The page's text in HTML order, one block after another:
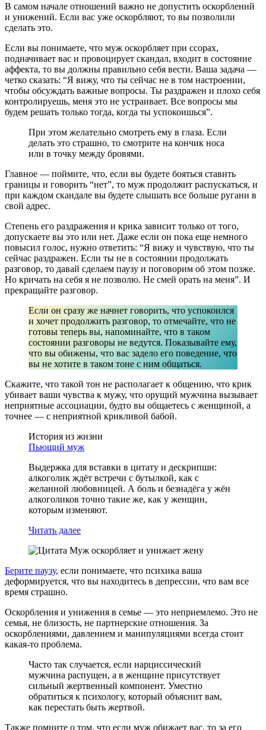
В самом начале отношений важно не допустить оскорблений
и унижений. Если вас уже оскорбляют, то вы позволили
сделать это.
Если вы понимаете, что муж оскорбляет при ссорах,
подначивает вас и провоцирует скандал, входит в состояние
аффекта, то вы должны правильно себя вести. Ваша задача —
четко сказать: “Я вижу, что ты сейчас не в том настроении,
чтобы обсуждать важные вопросы. Ты раздражен и плохо себя
контролируешь, меня это не устраивает. Все вопросы мы
будем решать только тогда, когда ты успокоишься”.
При этом желательно смотреть ему в глаза. Если
делать это страшно, то смотрите на кончик носа
или в точку между бровями.
Главное — поймите, что, если вы будете бояться ставить
границы и говорить “нет”, то муж продолжит распускаться, и
при каждом скандале вы будете слышать все больше ругани в
свой адрес.
Степень его раздражения и крика зависит только от того,
допускаете вы это или нет. Даже если он пока еще немного
повысил голос, нужно ответить: “Я вижу и чувствую, что ты
сейчас раздражен. Если ты не в состоянии продолжать
разговор, то давай сделаем паузу и поговорим об этом позже.
Но кричать на себя я не позволю. Не смей орать на меня”. И
прекращайте разговор.
Если он сразу же начнет говорить, что успокоился
и хочет продолжить разговор, то отмечайте, что не
готовы теперь вы, напоминайте, что в таком
состоянии разговоры не ведутся. Показывайте ему,
что вы обижены, что вас задело его поведение, что
вы не хотите в таком тоне с ним общаться.
Скажите, что такой тон не располагает к общению, что крик
убивает ваши чувства к мужу, что орущий мужчина вызывает
неприятные ассоциации, будто вы общаетесь с женщиной, а
точнее — с неприятной крикливой бабой.
История из жизни
Пьющий муж
Выдержка для вставки в цитату и дескрипшн:
алкоголик ждёт встречи с бутылкой, как с
желанной любовницей. А боль и безнадёга у жён
алкоголиков точно такие же, как у женщин,
которым изменяют.
Читать далее
Берите паузу, если понимаете, что психика ваша
деформируется, что вы находитесь в депрессии, что вам все
время страшно.
Оскорбления и унижения в семье — это неприемлемо. Это не
семья, не близость, не партнерские отношения. За
оскорблениями, давлением и манипуляциями всегда стоит
какая-то проблема.
Часто так случается, если нарциссический
мужчина распущен, а в женщине присутствует
сильный жертвенный компонент. Уместно
обратиться к психологу, который объяснит вам,
как перестать быть жертвой.
Также помните о том, что если муж обижает вас, то за его